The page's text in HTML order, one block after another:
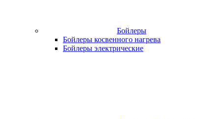
Бойлеры
Бойлеры косвенного нагрева
Бойлеры электрические